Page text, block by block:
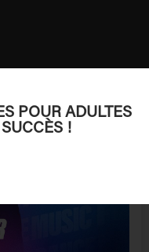
POUR ADULTES
!